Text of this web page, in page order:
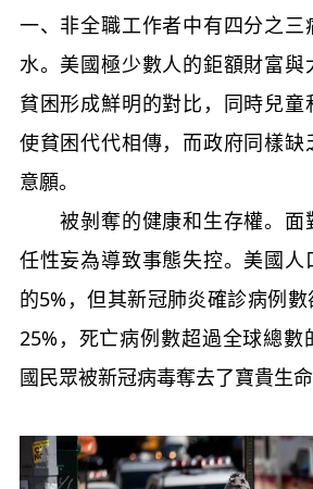
一、非全職工作者中有四分之三
水。美國極少數人的鉅額財富與
貧困形成鮮明的對比，同時兒童
使貧困代代相傳，而政府同樣缺
意願。
被剝奪的健康和生存權。面
任性妄為導致事態失控。美國人
的5%，但其新冠肺炎確診病例
25%，死亡病例數超過全球總數
國民眾被新冠病毒奪去了寶貴生命